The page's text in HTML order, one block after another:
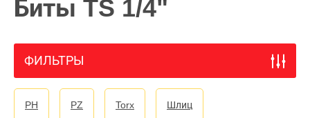
Биты TS 1/4"
ФИЛЬТРЫ
PH PZ Torx Шлиц